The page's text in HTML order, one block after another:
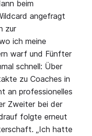
beim
angefragt
zur
ich meine
warf und Fünfter
schnell: Über
zu Coaches in
an professionelles
Zweiter bei der
folgte erneut
„Ich hatte